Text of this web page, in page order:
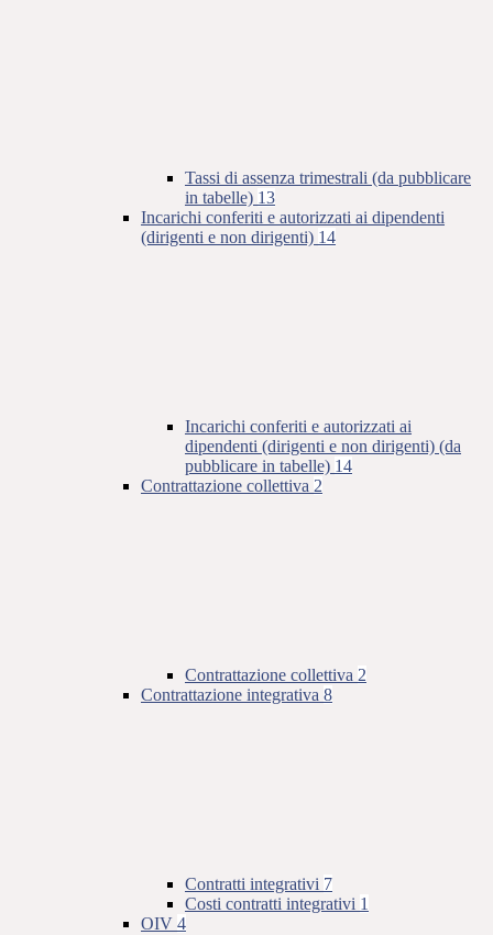
Tassi di assenza trimestrali (da pubblicare
in tabelle) 13
Incarichi conferiti e autorizzati ai dipendenti
(dirigenti e non dirigenti) 14
Incarichi conferiti e autorizzati ai
dipendenti (dirigenti e non dirigenti) (da
pubblicare in tabelle) 14
Contrattazione collettiva 2
Contrattazione collettiva 2
Contrattazione integrativa 8
Contratti integrativi 7
Costi contratti integrativi 1
OIV 4